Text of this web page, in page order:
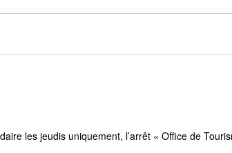
les jeudis uniquement, l’arrêt « Office de